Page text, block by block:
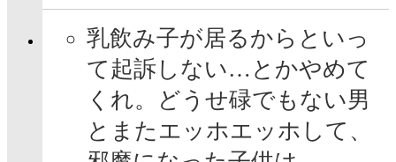
乳飲み子が居るからといっ
て起訴しない…とかやめて
くれ。どうせ碌でもない男
とまたエッホエッホして、